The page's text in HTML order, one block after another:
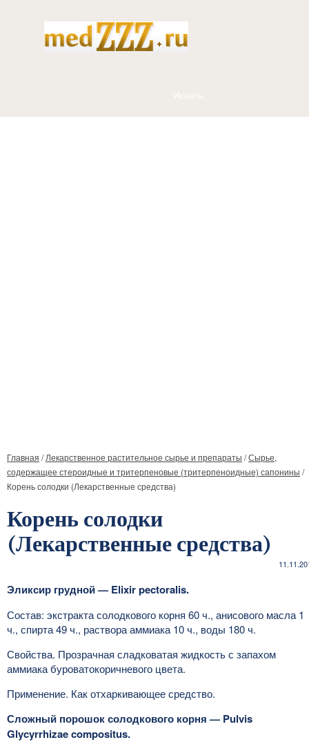
Главная /Лекарственное растительное сырье и препараты /Сырье,
содержащее стероидные и тритерпеновые (тритерпеноидные) сапонины /
Корень солодки (Лекарственные средства)
Корень солодки
(Лекарственные средства)
Эликсир грудной — Elixir pectoralis.
Состав: экстракта солодкового корня 60 ч., анисового масла 1
ч., спирта 49 ч., раствора аммиака 10 ч., воды 180 ч.
Свойства. Прозрачная сладковатая жидкость с запахом
аммиака буроватокоричневого цвета.
Применение. Как отхаркивающее средство.
Сложный порошок солодкового корня — Pulvis
Glycyrrhizae compositus.